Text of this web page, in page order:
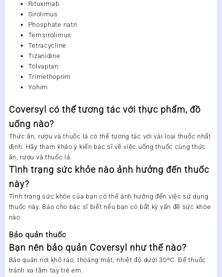
Rituximab
Sirolimus
Phosphate natri
Temsirolimus
Tetracycline
Tizanidine
Tolvaptan
Trimethoprim
Yohim
Coversyl có thể tương tác với thực phẩm, đồ
uống nào?
Thức ăn, rượu và thuốc lá có thể tương tác với vài loại thuốc nhất
định. Hãy tham khảo ý kiến bác sĩ về việc uống thuốc cùng thức
ăn, rượu và thuốc lá.
Tình trạng sức khỏe nào ảnh hưởng đến thuốc
này?
Tình trạng sức khỏe của bạn có thể ảnh hưởng đến việc sử dụng
thuốc này. Báo cho bác sĩ biết nếu bạn có bất kỳ vấn đề sức khỏe
nào.
Bảo quản thuốc
Bạn nên bảo quản Coversyl như thế nào?
Bảo quản nơi khô ráo, thoáng mát, nhiệt độ dưới 30ºC. Để thuốc
tránh xa tầm tay trẻ em.